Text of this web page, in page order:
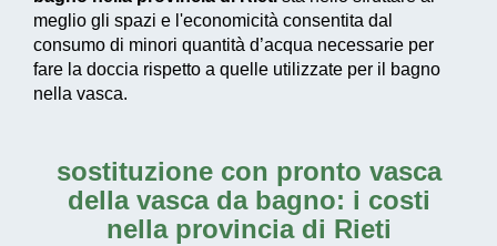
meglio gli spazi e l'economicità consentita dal
consumo di minori quantità d’acqua necessarie per
fare la doccia rispetto a quelle utilizzate per il bagno
nella vasca.
sostituzione con pronto vasca
della vasca da bagno: i costi
nella provincia di Rieti